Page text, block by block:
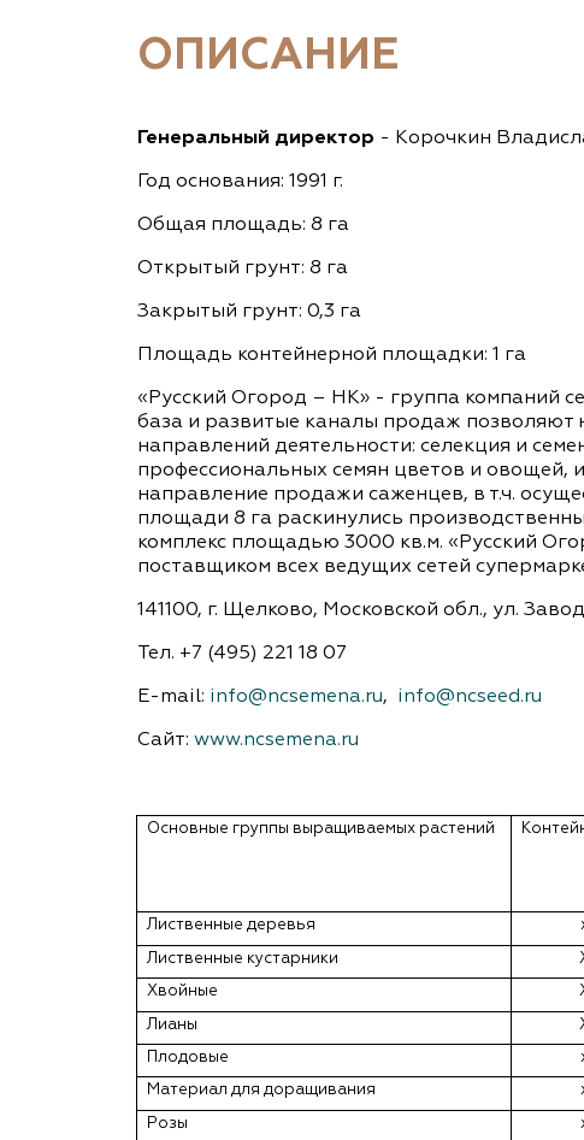
ОПИСАНИЕ
Генеральный директор - Корочкин
Год основания: 1991 г.
Общая площадь: 8 га
Открытый грунт: 8 га
Закрытый грунт: 0,3 га
Площадь контейнерной площадки: 1 га
«Русский Огород – НК» - группа компаний
база и развитые каналы продаж позволяют
направлений деятельности: селекция и
профессиональных семян цветов и овощей,
направление продажи саженцев, в т.ч.
площади 8 га раскинулись
комплекс площадью 3000 кв.м. «Русский
поставщиком всех ведущих сетей
141100, г. Щелково, Московской обл., ул.
Тел. +7 (495) 221 18 07
Е-mail: info@ncsemena.ru, info@ncseed.ru
Сайт: www.ncsemena.ru
Основные группы выращиваемых растений
Лиственные деревья
Лиственные кустарники
Хвойные
Лианы
Плодовые
Материал для доращивания
Розы